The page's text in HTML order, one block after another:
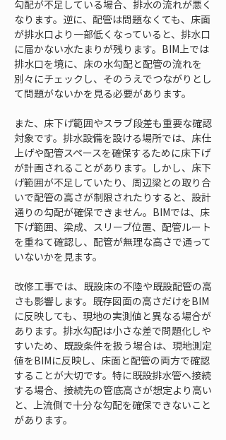
勾配が不足している場合、排水の流れが悪く
なります。逆に、配管は問題なくても、床面
が排水口より一部低くなっていると、排水口
に届かない水たまりが残ります。BIM上では
排水口を境に、床の水勾配と配管の流れを
別々にチェックし、そのうえでつながりとし
て問題がないかを見る必要があります。
また、床下げ範囲やスラブ段差も重要な確認
対象です。排水設備を設ける場所では、床仕
上げや配管スペースを確保するために床下げ
が計画されることがあります。しかし、床下
げ範囲が不足していたり、周辺梁との取り合
いで配管の高さが制限されたりすると、設計
通りの勾配が確保できません。BIMでは、床
下げ範囲、梁成、スリーブ位置、配管ルート
を重ねて確認し、配管が無理な高さで通って
いないかを見ます。
改修工事では、既設床の不陸や既設配管の高
さも影響します。既存図面の高さだけをBIM
に反映しても、現地の実測値と異なる場合が
あります。排水勾配は小さな差で問題化しや
すいため、既設条件を扱う場合は、現地測定
値をBIMに反映し、床面と配管の両方で確認
することが大切です。特に既設排水管へ接続
する場合、接続先の管底高さが想定より高い
と、上流側で十分な勾配を確保できないこと
があります。